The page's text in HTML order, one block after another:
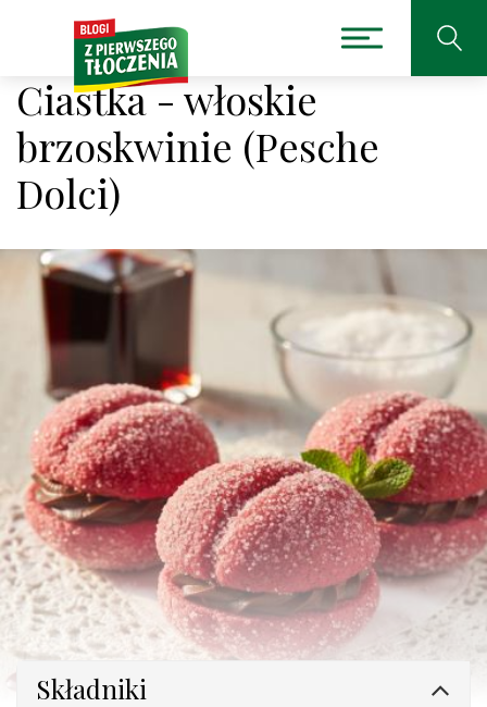
Ciastka - włoskie
brzoskwinie (Pesche
Dolci)
Składniki